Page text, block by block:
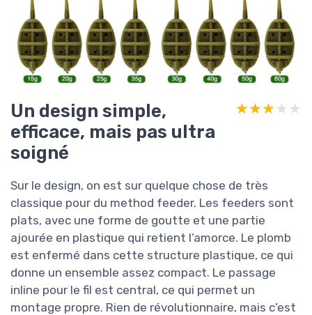
Un design simple,
efficace, mais pas ultra
soigné
★★★★★
★★★★★
Sur le design, on est sur quelque chose de très
classique pour du method feeder. Les feeders sont
plats, avec une forme de goutte et une partie
ajourée en plastique qui retient l’amorce. Le plomb
est enfermé dans cette structure plastique, ce qui
donne un ensemble assez compact. Le passage
inline pour le fil est central, ce qui permet un
montage propre. Rien de révolutionnaire, mais c’est